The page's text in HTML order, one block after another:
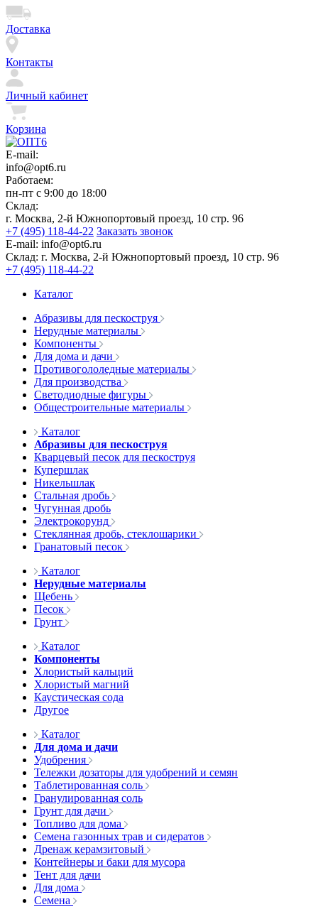
Доставка
Контакты
Личный кабинет
Корзина
E-mail:
info@opt6.ru
Работаем:
пн-пт с 9:00 до 18:00
Склад:
г. Москва, 2-й Южнопортовый проезд, 10 стр. 96
+7 (495) 118-44-22 Заказать звонок
E-mail: info@opt6.ru
Склад: г. Москва, 2-й Южнопортовый проезд, 10 стр. 96
+7 (495) 118-44-22
Каталог
Абразивы для пескоструя
Нерудные материалы
Компоненты
Для дома и дачи
Противогололедные материалы
Для производства
Светодиодные фигуры
Общестроительные материалы
Каталог
Абразивы для пескоструя
Кварцевый песок для пескоструя
Купершлак
Никельшлак
Стальная дробь
Чугунная дробь
Электрокорунд
Стеклянная дробь, стеклошарики
Гранатовый песок
Каталог
Нерудные материалы
Щебень
Песок
Грунт
Каталог
Компоненты
Хлористый кальций
Хлористый магний
Каустическая сода
Другое
Каталог
Для дома и дачи
Удобрения
Тележки дозаторы для удобрений и семян
Таблетированная соль
Гранулированная соль
Грунт для дачи
Топливо для дома
Семена газонных трав и сидератов
Дренаж керамзитовый
Контейнеры и баки для мусора
Тент для дачи
Для дома
Семена